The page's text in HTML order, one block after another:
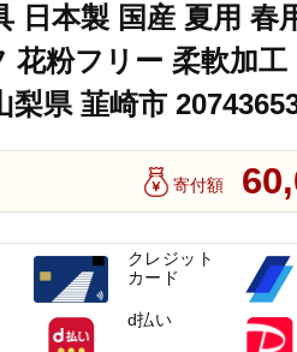
日本製 国産 夏用 春
花粉フリー 柔軟加
梨県 韮崎市
寄付額
クレジット
カード
d払い